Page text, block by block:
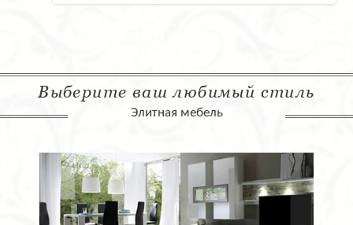
Выберите ваш любимый стиль
Элитная мебель